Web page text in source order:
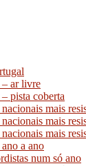
– ar livre
pista coberta
mais
mais
mais
a ano
num só ano